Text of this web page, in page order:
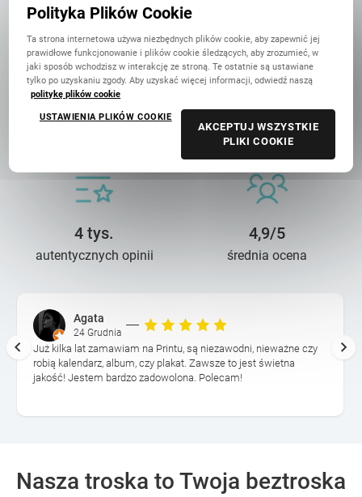
14 lat troski 90 mln+
wydrukowanych zdjęć
4 tys.
autentycznych opinii
4,9/5
średnia ocena
Agata
24 Grudnia
Już kilka lat zamawiam na Printu, są niezawodni, nieważne czy
robią kalendarz, album, czy plakat. Zawsze to jest świetna
jakość! Jestem bardzo zadowolona. Polecam!
Nasza troska to Twoja beztroska
Polityka Plików Cookie
Ta strona internetowa używa niezbędnych plików cookie, aby zapewnić jej
prawidłowe funkcjonowanie i plików cookie śledzących, aby zrozumieć, w
jaki sposób wchodzisz w interakcję ze stroną. Te ostatnie są ustawiane
tylko po uzyskaniu zgody. Aby uzyskać więcej informacji, odwiedź naszą
politykę plików cookie
USTAWIENIA PLIKÓW COOKIE
AKCEPTUJ WSZYSTKIE
PLIKI COOKIE